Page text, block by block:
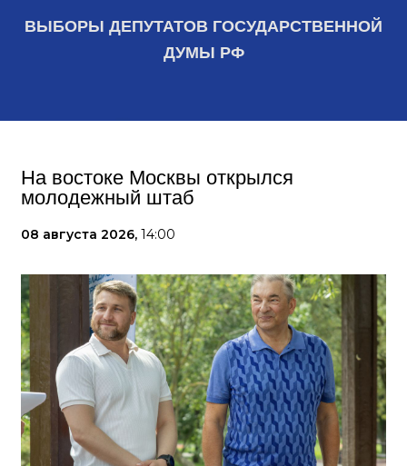
ВЫБОРЫ ДЕПУТАТОВ ГОСУДАРСТВЕННОЙ
ДУМЫ РФ
На востоке Москвы открылся
молодежный штаб
08 августа 2026, 14:00